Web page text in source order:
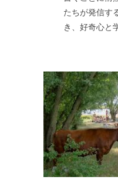
たちが発信す
き、好奇心と